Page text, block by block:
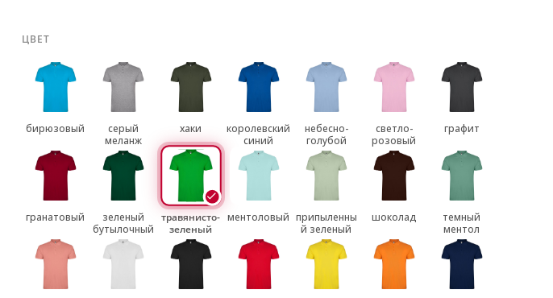
ЦВЕТ
бирюзовый
серый
меланж
хаки
королевский
синий
небесно-
голубой
светло-
розовый
графит
гранатовый
зеленый
бутылочный
травянисто-
зеленый
ментоловый припыленны
й зеленый
шоколад
темный
ментол